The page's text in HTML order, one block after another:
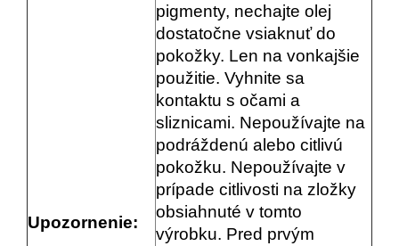
Upozornenie:
pigmenty, nechajte olej
dostatočne vsiaknuť do
pokožky. Len na vonkajšie
použitie. Vyhnite sa
kontaktu s očami a
sliznicami. Nepoužívajte na
podráždenú alebo citlivú
pokožku. Nepoužívajte v
prípade citlivosti na zložky
obsiahnuté v tomto
výrobku. Pred prvým